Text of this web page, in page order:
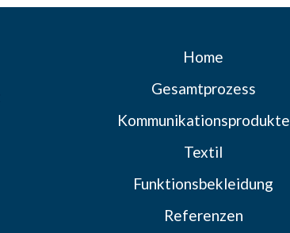
Home
Gesamtprozess
Kommunikationsprodukte
Textil
Funktionsbekleidung
Referenzen